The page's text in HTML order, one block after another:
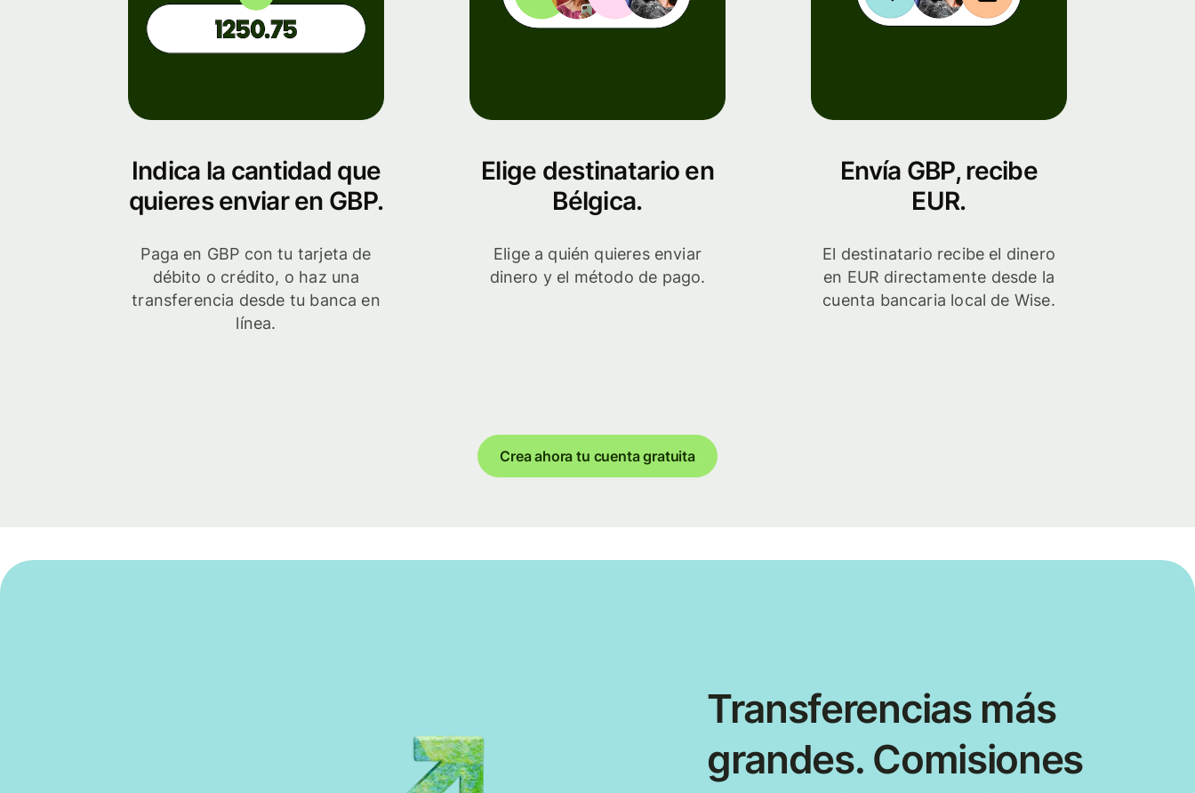
Indica la cantidad que
quieres enviar en GBP.
Paga en GBP con tu tarjeta de
débito o crédito, o haz una
transferencia desde tu banca en
línea.
Elige destinatario en
Bélgica.
Elige a quién quieres enviar
dinero y el método de pago.
Envía GBP, recibe
EUR.
El destinatario recibe el dinero
en EUR directamente desde la
cuenta bancaria local de Wise.
Crea ahora tu cuenta gratuita
Transferencias más
grandes. Comisiones